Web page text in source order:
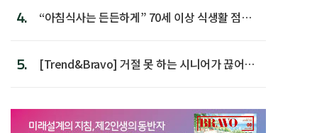
4.
“아침식사는 든든하게” 70세 이상 식생활 점수
5.
[Trend&Bravo] 거절 못 하는 시니어가 끊어야